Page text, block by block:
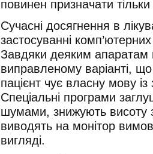
повинен призначати тільки
Сучасні досягнення в
застосуванні
Завдяки деяким
виправленому варіанті,
пацієнт чує власну мову
Спеціальні програми
шумами, знижують висоту
виводять на монітор
вигляді.